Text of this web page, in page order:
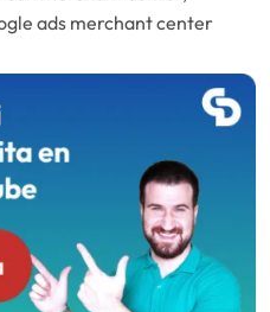
ads merchant center